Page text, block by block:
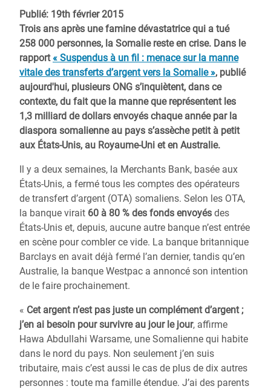
Publié: 19th février 2015
Trois ans après une famine dévastatrice qui a tué
258 000 personnes, la Somalie reste en crise. Dans le
rapport« Suspendus à un fil : menace sur la manne
vitale des transferts d’argent vers la Somalie », publié
aujourd'hui, plusieurs ONG s’inquiètent, dans ce
contexte, du fait que la manne que représentent les
1,3 milliard de dollars envoyés chaque année par la
diaspora somalienne au pays s’assèche petit à petit
aux États-Unis, au Royaume-Uni et en Australie.
Il y a deux semaines, la Merchants Bank, basée aux
États-Unis, a fermé tous les comptes des opérateurs
de transfert d’argent (OTA) somaliens. Selon les OTA,
la banque virait 60 à 80 % des fonds envoyés des
États-Unis et, depuis, aucune autre banque n’est entrée
en scène pour combler ce vide. La banque britannique
Barclays en avait déjà fermé l’an dernier, tandis qu’en
Australie, la banque Westpac a annoncé son intention
de le faire prochainement.
« Cet argent n’est pas juste un complément d’argent ;
j’en ai besoin pour survivre au jour le jour, affirme
Hawa Abdullahi Warsame, une Somalienne qui habite
dans le nord du pays. Non seulement j’en suis
tributaire, mais c’est aussi le cas de plus de dix autres
personnes : toute ma famille étendue. J’ai des parents